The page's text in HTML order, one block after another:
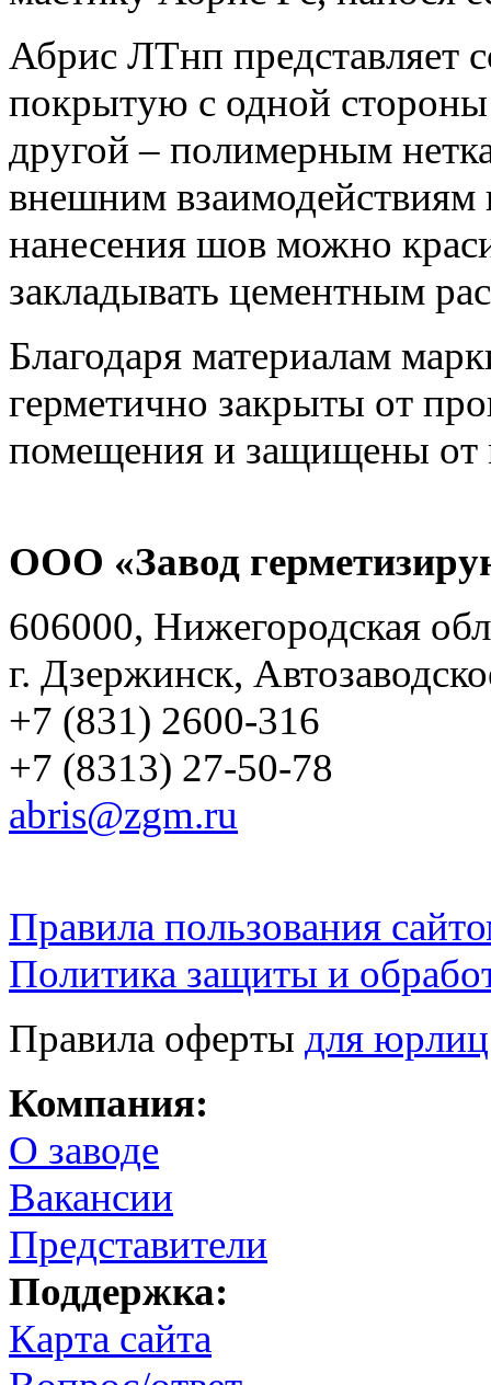
Абрис ЛТнп представляет
покрытую с одной
другой – полимерным
внешним
нанесения шов можно
закладывать цементным
Благодаря материалам
герметично закрыты от
помещения и защищены от
ООО «Завод
606000, Нижегородская
г. Дзержинск,
+7 (831) 2600-316
+7 (8313) 27-50-78
abris@zgm.ru
Правила пользования
Политика защиты и
Правила оферты для
Компания:
О заводе
Вакансии
Представители
Поддержка:
Карта сайта